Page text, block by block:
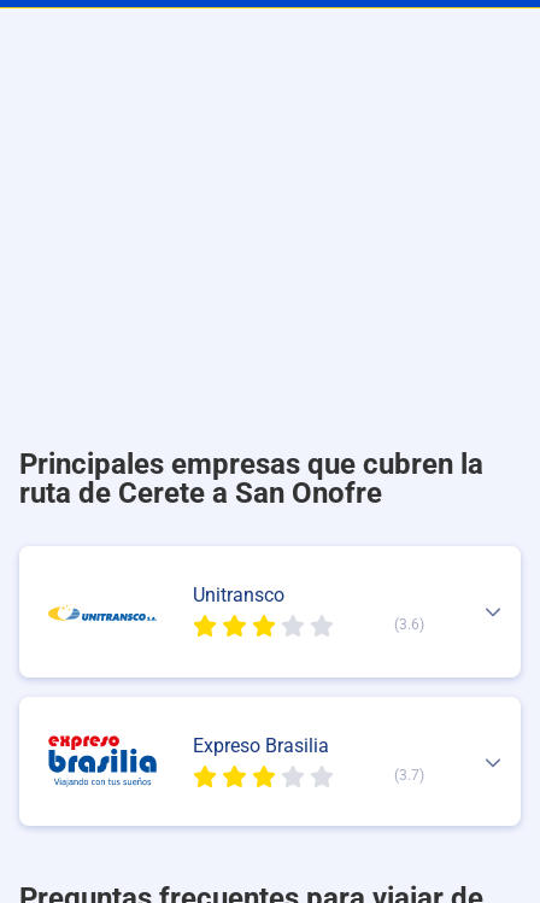
Principales empresas que cubren la
ruta de Cerete a San Onofre
Unitransco
(3.6)
Expreso Brasilia
(3.7)